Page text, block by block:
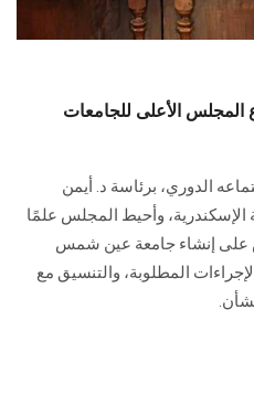
المجلس الأعلى للجامعات
الدوري، برئاسة د. أيمن
الإسكندرية، وأحيط المجلس علمًا
إنشاء جامعة عين شمس
المطلوبة، والتنسيق مع